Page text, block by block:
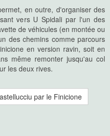
en outre, d'organiser des
vers U Spidali par l'un des
de véhicules (en montée ou
des chemins comme parcours
en version ravin, soit en
même remonter jusqu'au col
les deux rives.
par le Finicione